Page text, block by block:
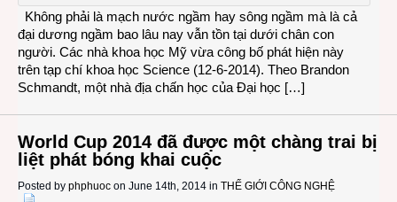
Không phải là mạch nước ngầm hay sông ngầm mà là cả
đại dương ngầm bao lâu nay vẫn tồn tại dưới chân con
người. Các nhà khoa học Mỹ vừa công bố phát hiện này
trên tạp chí khoa học Science (12-6-2014). Theo Brandon
Schmandt, một nhà địa chấn học của Đại học […]
World Cup 2014 đã được một chàng trai bị
liệt phát bóng khai cuộc
Posted by phphuoc on June 14th, 2014 in THẾ GIỚI CÔNG NGHỆ